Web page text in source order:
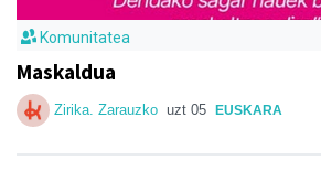
Komunitatea
Maskaldua
Zirika. Zarauzko uzt 05 EUSKARA